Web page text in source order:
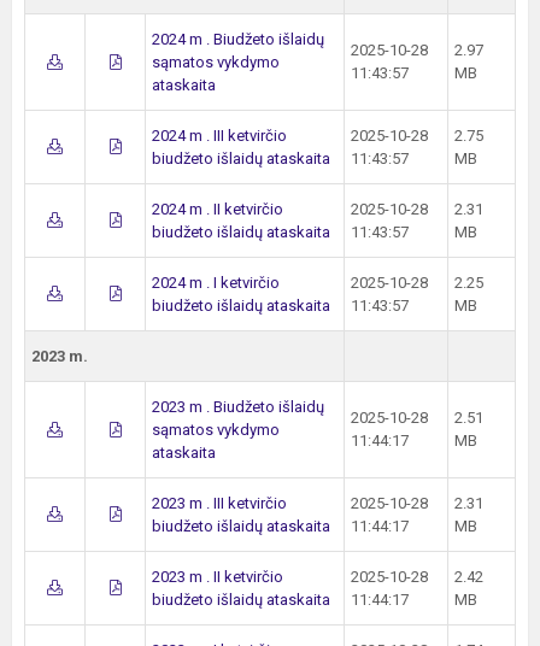
2024 m . Biudžeto išlaidų
sąmatos vykdymo
ataskaita
2025-10-28
11:43:57
2.97
MB
2024 m . III ketvirčio
biudžeto išlaidų ataskaita
2025-10-28
11:43:57
2.75
MB
2024 m . II ketvirčio
biudžeto išlaidų ataskaita
2025-10-28
11:43:57
2.31
MB
2024 m . I ketvirčio
biudžeto išlaidų ataskaita
2025-10-28
11:43:57
2.25
MB
2023 m.
2023 m . Biudžeto išlaidų
sąmatos vykdymo
ataskaita
2025-10-28
11:44:17
2.51
MB
2023 m . III ketvirčio
biudžeto išlaidų ataskaita
2025-10-28
11:44:17
2.31
MB
2023 m . II ketvirčio
biudžeto išlaidų ataskaita
2025-10-28
11:44:17
2.42
MB